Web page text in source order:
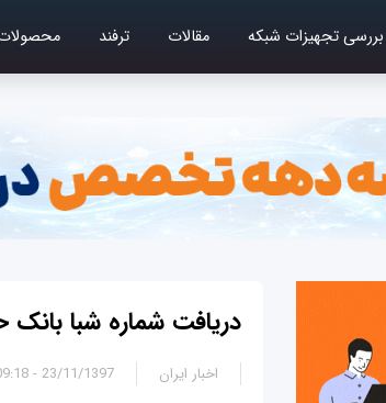
بررسی تجهیزات شبکه مقالات ترفند
دریافت شماره شبا بانک
23/11/1397 - 09:18 اخبار ایران